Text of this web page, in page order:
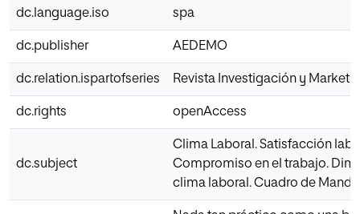
dc.language.iso spa
dc.publisher AEDEMO
dc.relation.ispartofseries Revista Investigación y
dc.rights openAccess
dc.subject
Clima Laboral. Satisfacción
Compromiso en el trabajo.
clima laboral. Cuadro de